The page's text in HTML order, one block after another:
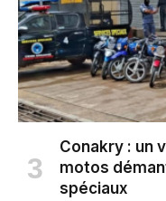
Conakry : un
motos
spéciaux